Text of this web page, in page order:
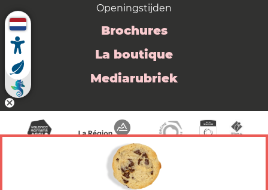
Openingstijden
Brochures
La boutique
Mediarubriek